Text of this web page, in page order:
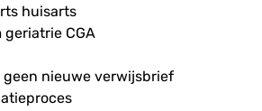
huisarts
CGA
nieuwe verwijsbrief